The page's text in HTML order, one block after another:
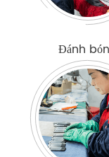
Đánh